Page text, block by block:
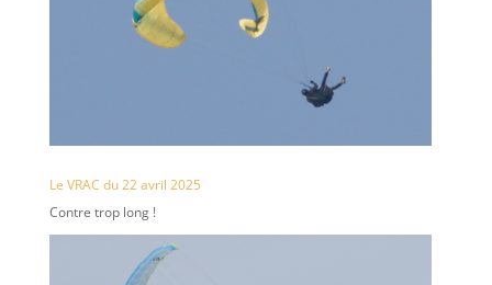
Le VRAC du 22 avril 2025
Contre trop long !